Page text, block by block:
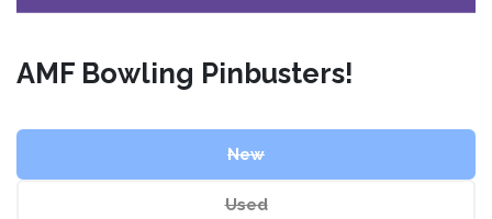
AMF Bowling Pinbusters!
New
Used